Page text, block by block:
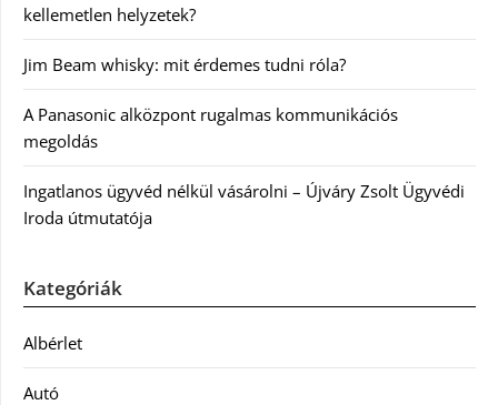
kellemetlen helyzetek?
Jim Beam whisky: mit érdemes tudni róla?
A Panasonic alközpont rugalmas kommunikációs
megoldás
Ingatlanos ügyvéd nélkül vásárolni – Újváry Zsolt Ügyvédi
Iroda útmutatója
Kategóriák
Albérlet
Autó